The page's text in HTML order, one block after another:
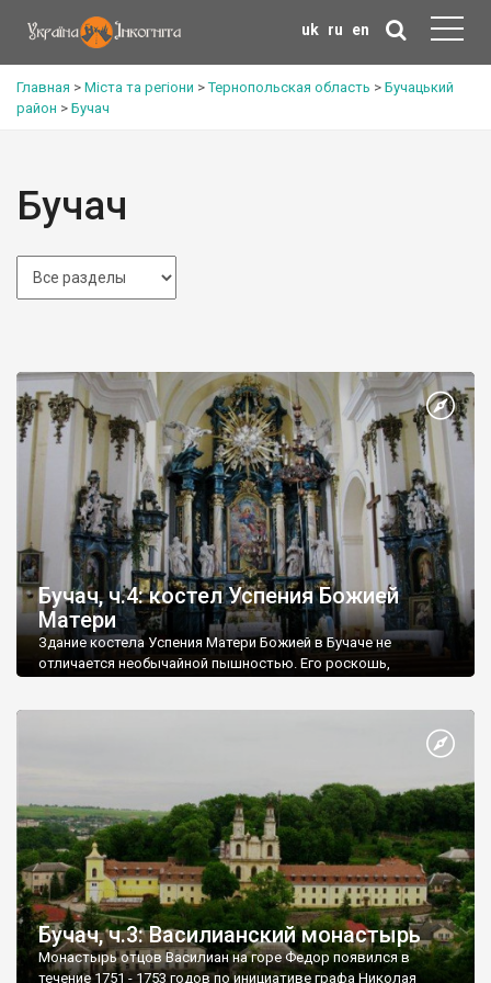
uk ru en
Главная > Міста та регіони >Тернопольская область > Бучацький
район > Бучач
Бучач
Бучач, ч.4: костел Успения Божией
Матери
Здание костела Успения Матери Божией в Бучаче не
отличается необычайной пышностью. Его роскошь,
костел. К сожалению, история не донесла нам имя
архитектора храма.
Бучач, ч.3: Василианский монастырь
Монастырь отцов Василиан на горе Федор появился в
течение 1751 - 1753 годов по инициативе графа Николая